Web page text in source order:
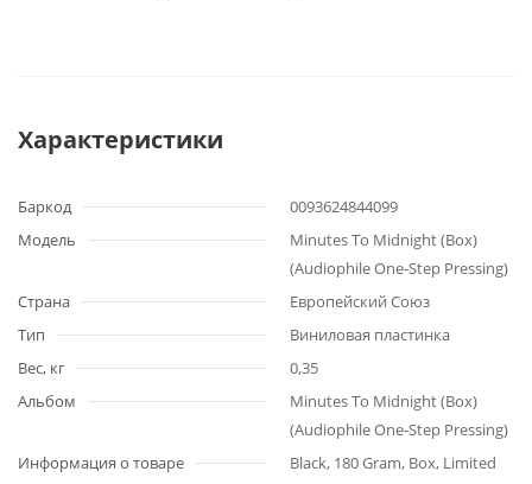
Характеристики
Баркод
0093624844099
Модель
Minutes To Midnight (Box)
(Audiophile One-Step Pressing)
Страна
Европейский Союз
Тип
Виниловая пластинка
Вес, кг
0,35
Альбом
Minutes To Midnight (Box)
(Audiophile One-Step Pressing)
Информация о товаре
Black, 180 Gram, Box, Limited